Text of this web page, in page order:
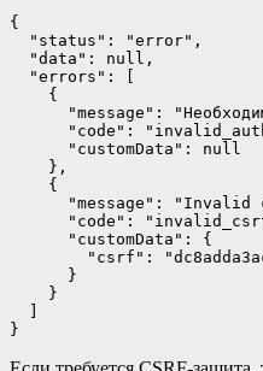
{
  "status": "error",
  "data": null,
  "errors": [
    {
"message":
"code":
      "customData": null
    },
    {
"message": "Invalid
"code":
      "customData": {
"csrf":
      }
    }
  ]
}